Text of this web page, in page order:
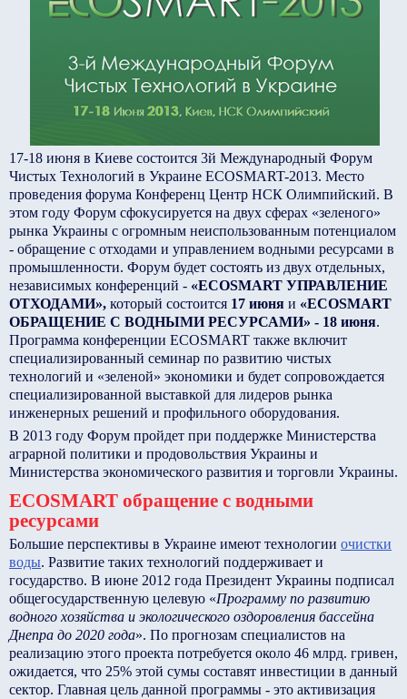
17-18 июня в Киеве состоится 3й Международный Форум
Чистых Технологий в Украине ECOSMART-2013. Место
проведения форума Конференц Центр НСК Олимпийский. В
этом году Форум сфокусируется на двух сферах «зеленого»
рынка Украины с огромным неиспользованным потенциалом
- обращение с отходами и управлением водными ресурсами в
промышленности. Форум будет состоять из двух отдельных,
независимых конференций - «ECOSMART УПРАВЛЕНИЕ
ОТХОДАМИ», который состоится 17 июня и «ECOSMART
ОБРАЩЕНИЕ С ВОДНЫМИ РЕСУРСАМИ» - 18 июня.
Программа конференции ECOSMART также включит
специализированный семинар по развитию чистых
технологий и «зеленой» экономики и будет сопровождается
специализированной выставкой для лидеров рынка
инженерных решений и профильного оборудования.
В 2013 году Форум пройдет при поддержке Министерства
аграрной политики и продовольствия Украины и
Министерства экономического развития и торговли Украины.
ECOSMART обращение с водными
ресурсами
Большие перспективы в Украине имеют технологии очистки
воды. Развитие таких технологий поддерживает и
государство. В июне 2012 года Президент Украины подписал
общегосударственную целевую «Программу по развитию
водного хозяйства и экологического оздоровления бассейна
Днепра до 2020 года». По прогнозам специалистов на
реализацию этого проекта потребуется около 46 млрд. гривен,
ожидается, что 25% этой сумы составят инвестиции в данный
сектор. Главная цель данной программы - это активизация